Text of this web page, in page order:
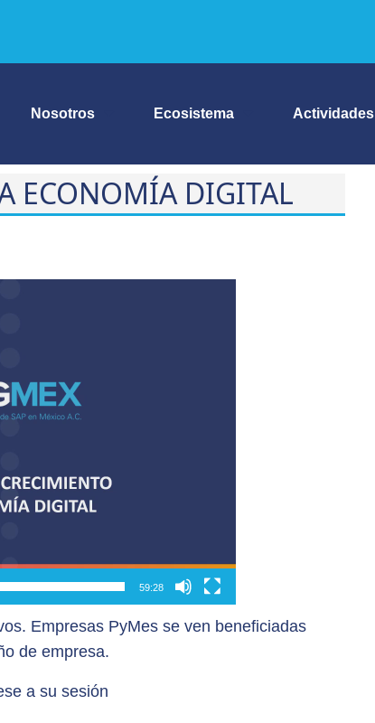
Nosotros Ecosistema Actividades
ECONOMÍA DIGITAL
59:28
Empresas PyMes se ven beneficiadas
de empresa.
a su sesión